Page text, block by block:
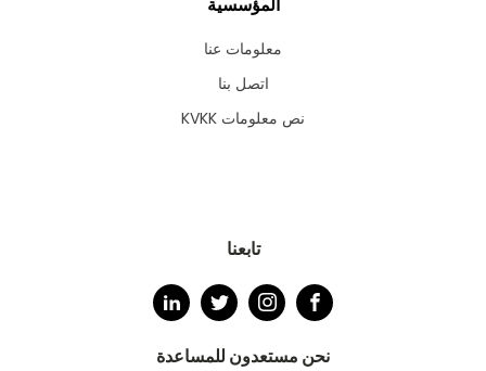
معلومات عنا
اتصل بنا
نص معلومات KVKK
تابعنا
نحن مستعدون للمساعدة